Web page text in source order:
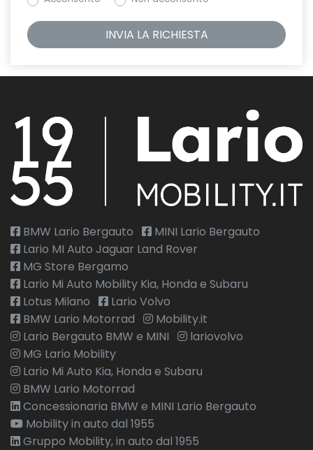
BMW Lario Bergauto
MINI Lario Bergauto
Lario MI Auto Jaguar Land Rover
MG Store Bergamo
Lario Mi Auto Mobility Kia, Honda e Subaru
Lotus Milano
Lario Volvo
BMW Lario Motorrad
Mobility.it
Lario Bergauto BMW e MINI
lariovolvo
MG Lario Mobility
Lario Mi Auto Kia, Honda e Subaru
BMW Lario Motorrad
Concessionaria BMW e MINI Lario Bergauto
Mobility in auto dal 1955
Gruppo Mobility, in auto dal 1955